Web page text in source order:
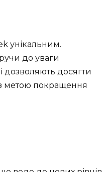
унікальним.
до уваги
дозволяють досягти
з метою покращення